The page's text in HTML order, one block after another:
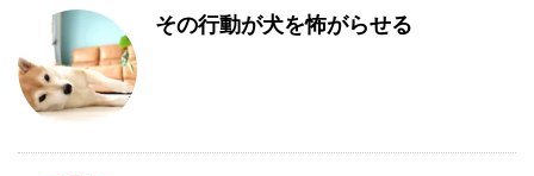
その行動が犬を怖がらせる